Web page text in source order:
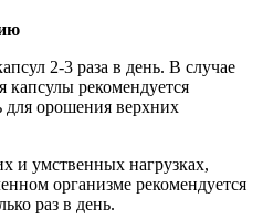
2-3 раза в день. В случае
капсулы рекомендуется
для орошения верхних
и умственных нагрузках,
организме рекомендуется
раз в день.